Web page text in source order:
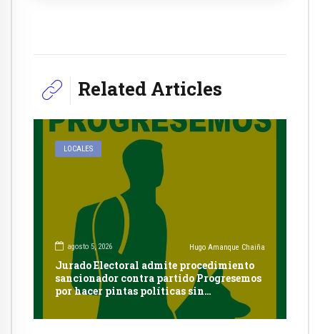
Related Articles
LOCALES
agosto 5, 2026 Hugo Amanque Chaiña
Jurado Electoral admite procedimiento
sancionador contra partido Progresemos
por hacer pintas políticas sin
autorización en Cayma